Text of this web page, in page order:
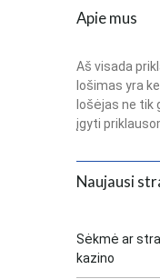
Apie mus
Aš visada
lošimas yra
lošėjas ne tik
įgyti
Naujausi
Sėkmė ar
kazino